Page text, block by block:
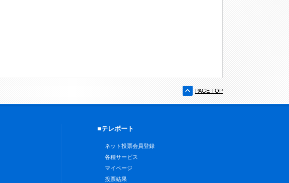
PAGE TOP
■テレボート
ネット投票会員登録
各種サービス
マイページ
投票結果